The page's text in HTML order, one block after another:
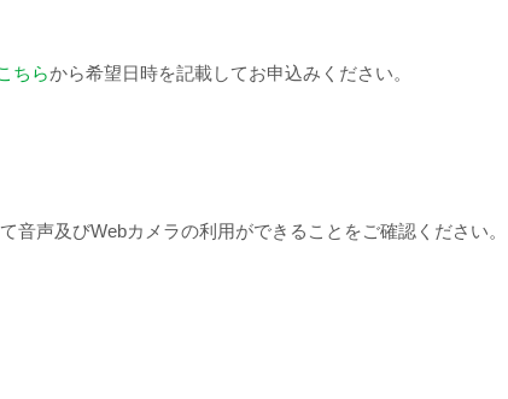
ちらから希望日時を記載してお申込みください。
声及びWebカメラの利用ができることをご確認ください。